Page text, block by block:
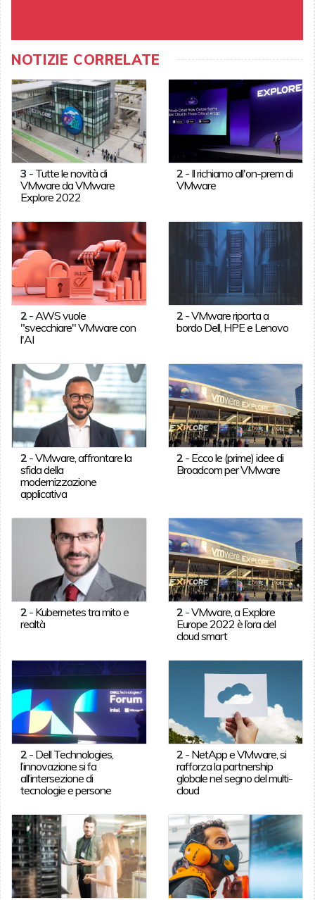
NOTIZIE CORRELATE
3 - Tutte le novità di
VMware da VMware
Explore 2022
2 - Il richiamo all'on-prem di
VMware
2-AWS vuole
"svecchiare" VMware con
l'AI
2 -VMware riporta a
bordo Dell, HPE e Lenovo
2-VMware, affrontare la
sfida della
modernizzazione
applicativa
2 - Ecco le (prime) idee di
Broadcom per VMware
2- Kubernetes tra mito e
realtà
2 -VMware, a Explore
Europe 2022 è l’ora del
cloud smart
2- Dell Technologies,
l’innovazione si fa
all’intersezione di
tecnologie e persone
2 - NetApp e VMware, si
rafforza la partnership
globale nel segno del multi-
cloud